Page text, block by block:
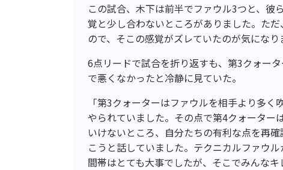
この試合、木下は前半でファウル3つと、
覚と少し合わないところがありました。た
ので、そこの感覚がズレていたのが気になり
6点リードで試合を折り返すも、第3クォー
で悪くなかったと冷静に見ていた。
「第3クォーターはファウルを相手より多
やられていました。その点で第4クォーター
いけないところ、自分たちの有利な点を再
こうと話していました。テクニカルファウ
間帯はとても大事でしたが、そこでみんな